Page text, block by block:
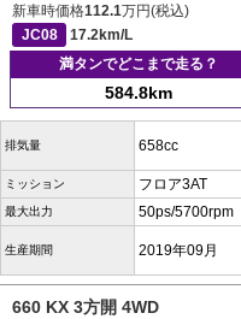
新車時価格112.1万円(税込)
JC08
17.2km/L
満タンでどこまで走る？
584.8km
排気量 658cc
ミッション フロア3AT
最大出力 50ps/5700rpm
生産期間 2019年09月
660 KX 3方開 4WD